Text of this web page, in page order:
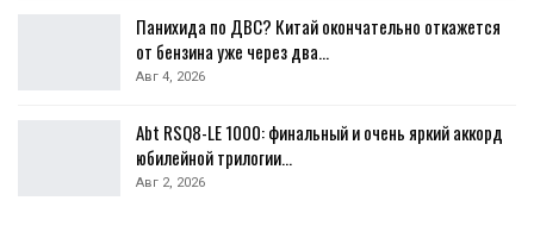
Панихида по ДВС? Китай окончательно откажется
от бензина уже через два…
Авг 4, 2026
Abt RSQ8-LE 1000: финальный и очень яркий аккорд
юбилейной трилогии…
Авг 2, 2026